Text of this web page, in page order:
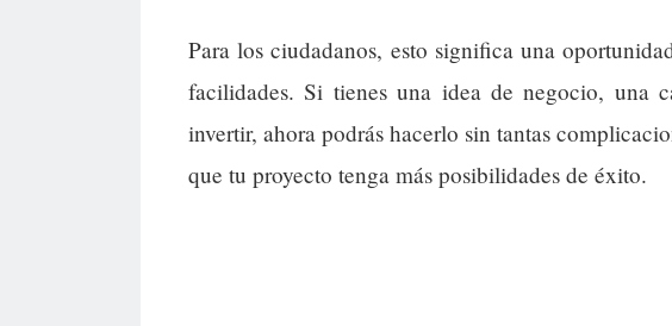
Para los ciudadanos, esto significa una
facilidades. Si tienes una idea de negocio, una
invertir, ahora podrás hacerlo sin tantas
que tu proyecto tenga más posibilidades de éxito.